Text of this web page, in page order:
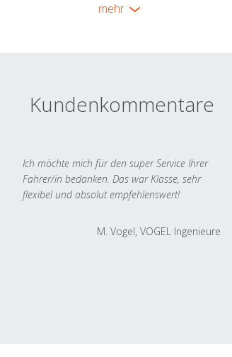
mehr
Kundenkommentare
Ich möchte mich für den super Service Ihrer
Fahrer/in bedanken. Das war Klasse, sehr
flexibel und absolut empfehlenswert!
M. Vogel, VOGEL Ingenieure